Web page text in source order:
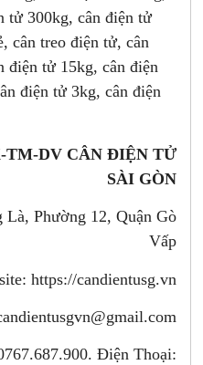
tử 300kg, cân điện tử
cân treo điện tử, cân
điện tử 15kg, cân điện
điện tử 3kg, cân điện
TM-DV CÂN ĐIỆN TỬ
SÀI GÒN
Phường 12, Quận Gò
Vấp
https://candientusg.vn
Điện Thoại: